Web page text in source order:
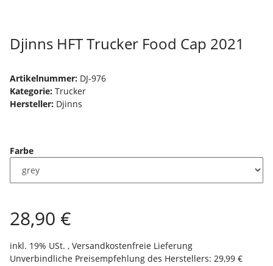
Djinns HFT Trucker Food Cap 2021
Artikelnummer: DJ-976
Kategorie: Trucker
Hersteller: Djinns
Farbe
28,90 €
inkl. 19% USt. , Versandkostenfreie Lieferung
Unverbindliche Preisempfehlung des Herstellers: 29,99 €